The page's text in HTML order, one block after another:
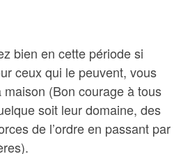
bien en cette période si
ceux qui le peuvent, vous
(Bon courage à tous
soit leur domaine, des
de l’ordre en passant par